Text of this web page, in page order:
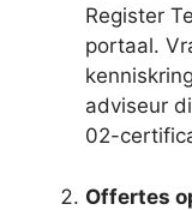
Register
portaal.
adviseur
02-
Offertes